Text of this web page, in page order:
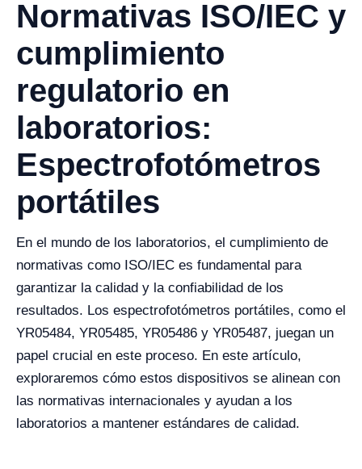
Normativas ISO/IEC y
cumplimiento
regulatorio en
laboratorios:
Espectrofotómetros
portátiles
En el mundo de los laboratorios, el cumplimiento de
normativas como ISO/IEC es fundamental para
garantizar la calidad y la confiabilidad de los
resultados. Los espectrofotómetros portátiles, como el
YR05484, YR05485, YR05486 y YR05487, juegan un
papel crucial en este proceso. En este artículo,
exploraremos cómo estos dispositivos se alinean con
las normativas internacionales y ayudan a los
laboratorios a mantener estándares de calidad.